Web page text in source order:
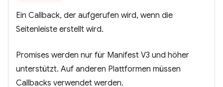
Ein Callback, der aufgerufen wird, wenn die
Seitenleiste erstellt wird.
Promises werden nur für Manifest V3 und höher
unterstützt. Auf anderen Plattformen müssen
Callbacks verwendet werden.